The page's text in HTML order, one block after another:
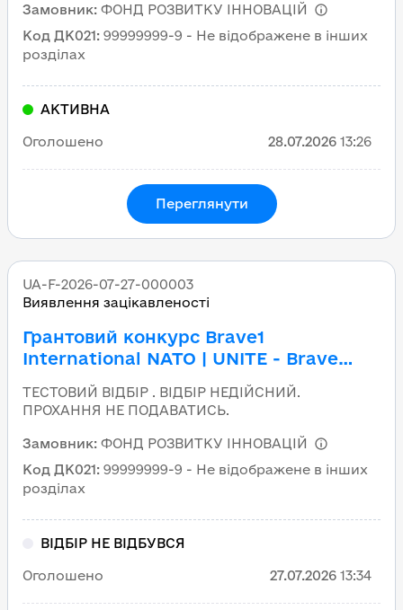
Замовник: ФОНД РОЗВИТКУ ІННОВАЦІЙ
Код ДК021: 99999999-9 - Не відображене в інших
розділах
АКТИВНА
Оголошено 28.07.2026 13:26
Переглянути
UA-F-2026-07-27-000003
Виявлення зацікавленості
Грантовий конкурс Brave1
International NATO | UNITE - Brave
ТЕСТОВИЙ ВІДБІР . ВІДБІР НЕДІЙСНИЙ.
ПРОХАННЯ НЕ ПОДАВАТИСЬ.
Замовник: ФОНД РОЗВИТКУ ІННОВАЦІЙ
Код ДК021: 99999999-9 - Не відображене в інших
розділах
ВІДБІР НЕ ВІДБУВСЯ
Оголошено 27.07.2026 13:34